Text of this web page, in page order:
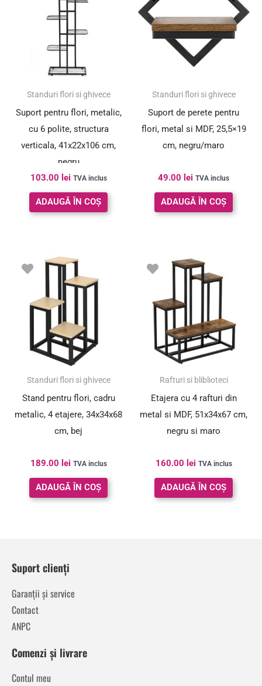
Standuri flori si ghivece
Suport pentru flori, metalic,
cu 6 polite, structura
verticala, 41x22x106 cm,
negru
103.00 lei TVA inclus
ADAUGĂ ÎN COȘ
Standuri flori si ghivece
Suport de perete pentru
flori, metal si MDF, 25,5×19
cm, negru/maro
49.00 lei TVA inclus
ADAUGĂ ÎN COȘ
Standuri flori si ghivece
Stand pentru flori, cadru
metalic, 4 etajere, 34x34x68
cm, bej
189.00 lei TVA inclus
ADAUGĂ ÎN COȘ
Rafturi si bliblioteci
Etajera cu 4 rafturi din
metal si MDF, 51x34x67 cm,
negru si maro
160.00 lei TVA inclus
ADAUGĂ ÎN COȘ
Suport clienți
Garanții și service
Contact
ANPC
Comenzi și livrare
Contul meu